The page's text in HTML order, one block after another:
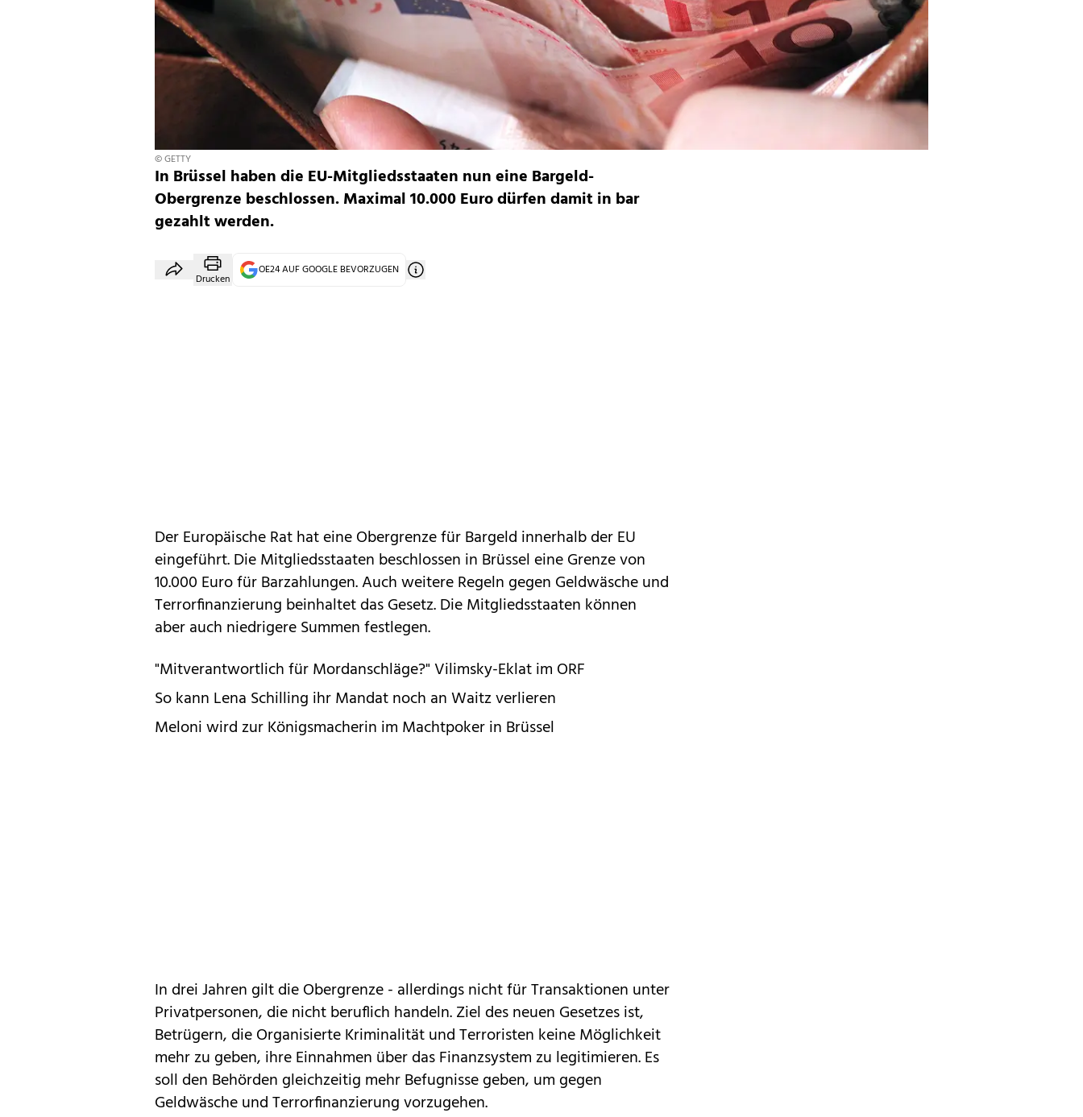
© GETTY
In Brüssel haben die EU-Mitgliedsstaaten nun eine Bargeld-
Obergrenze beschlossen. Maximal 10.000 Euro dürfen damit in bar
gezahlt werden.
Drucken
OE24 AUF GOOGLE BEVORZUGEN
Der Europäische Rat hat eine Obergrenze für Bargeld innerhalb der EU
eingeführt. Die Mitgliedsstaaten beschlossen in Brüssel eine Grenze von
10.000 Euro für Barzahlungen. Auch weitere Regeln gegen Geldwäsche und
Terrorfinanzierung beinhaltet das Gesetz. Die Mitgliedsstaaten können
aber auch niedrigere Summen festlegen.
"Mitverantwortlich für Mordanschläge?" Vilimsky-Eklat im ORF
So kann Lena Schilling ihr Mandat noch an Waitz verlieren
Meloni wird zur Königsmacherin im Machtpoker in Brüssel
In drei Jahren gilt die Obergrenze - allerdings nicht für Transaktionen unter
Privatpersonen, die nicht beruflich handeln. Ziel des neuen Gesetzes ist,
Betrügern, die Organisierte Kriminalität und Terroristen keine Möglichkeit
mehr zu geben, ihre Einnahmen über das Finanzsystem zu legitimieren. Es
soll den Behörden gleichzeitig mehr Befugnisse geben, um gegen
Geldwäsche und Terrorfinanzierung vorzugehen.